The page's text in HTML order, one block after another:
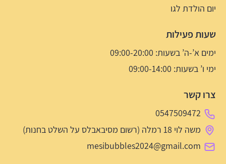
יום הולדת לגו
שעות פעילות
ימים א’-ה’ בשעות: 09:00-20:00
ימי ו’ בשעות: 09:00-14:00
צרו קשר
0547509472
משה לוי 18 רמלה (רשום מסיבאבלס על השלט בחנות)
mesibubbles2024@gmail.com